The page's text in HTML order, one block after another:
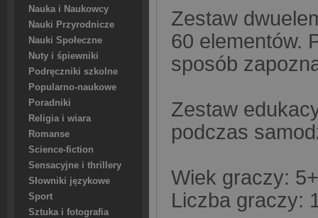
Nauka i Naukowcy
Nauki Przyrodnicze
Nauki Społeczne
Nuty i śpiewniki
Podręczniki szkolne
Popularno-naukowe
Poradniki
Religia i wiara
Romanse
Science-fiction
Sensacyjne i thrillery
Słowniki językowe
Sport
Sztuka i fotografia
Zestaw
60 elementów.
sposób
Zestaw
podczas
Wiek graczy: 5+
Liczba graczy: